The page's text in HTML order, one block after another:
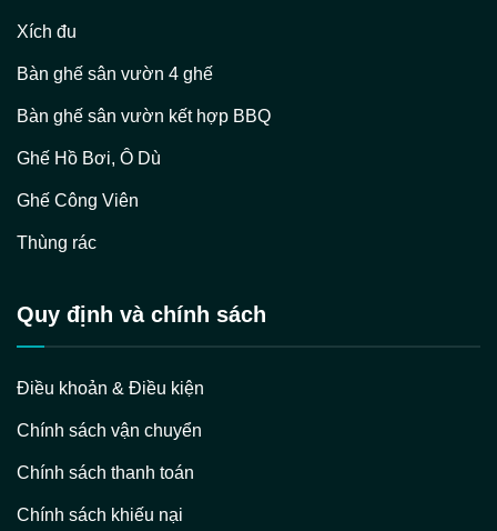
Xích đu
Bàn ghế sân vườn 4 ghế
Bàn ghế sân vườn kết hợp BBQ
Ghế Hồ Bơi, Ô Dù
Ghế Công Viên
Thùng rác
Quy định và chính sách
Điều khoản & Điều kiện
Chính sách vận chuyển
Chính sách thanh toán
Chính sách khiếu nại